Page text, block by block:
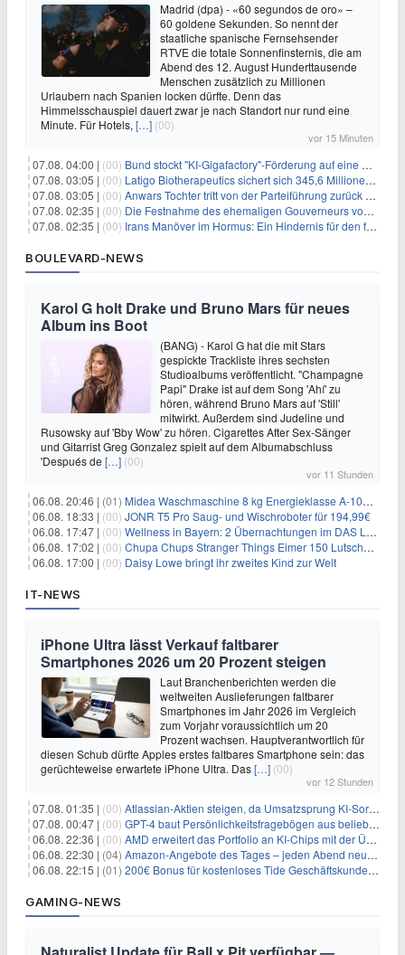
Madrid (dpa) - «60 segundos de oro» –
60 goldene Sekunden. So nennt der
staatliche spanische Fernsehsender
RTVE die totale Sonnenfinsternis, die am
Abend des 12. August Hunderttausende
Menschen zusätzlich zu Millionen
Urlaubern nach Spanien locken dürfte. Denn das
Himmelsschauspiel dauert zwar je nach Standort nur rund eine
Minute. Für Hotels, […] (00)
vor 15 Minuten
07.08. 04:00 | (00) Bund stockt "KI-Gigafactory"-Förderung auf eine Milliarde Euro auf
07.08. 03:05 | (00) Latigo Biotherapeutics sichert sich 345,6 Millionen Dollar in einer erhöhten IPO und ebnet den Weg für nicht-opioide Schmerztherapie
07.08. 03:05 | (00) Anwars Tochter tritt von der Parteiführung zurück und hebt politische Turbulenzen hervor
07.08. 02:35 | (00) Die Festnahme des ehemaligen Gouverneurs von Mexiko hebt die anhaltenden Herausforderungen in der Governance und im Geschäftsumfeld hervor
07.08. 02:35 | (00) Irans Manöver im Hormus: Ein Hindernis für den freien Handel und das Investorenvertrauen
BOULEVARD-NEWS
Karol G holt Drake und Bruno Mars für neues
Album ins Boot
(BANG) - Karol G hat die mit Stars
gespickte Trackliste ihres sechsten
Studioalbums veröffentlicht. "Champagne
Papi" Drake ist auf dem Song 'Ahí' zu
hören, während Bruno Mars auf 'Still'
mitwirkt. Außerdem sind Judeline und
Rusowsky auf 'Bby Wow' zu hören. Cigarettes After Sex-Sänger
und Gitarrist Greg Gonzalez spielt auf dem Albumabschluss
'Después de […] (00)
vor 11 Stunden
06.08. 20:46 | (01) Midea Waschmaschine 8 kg Energieklasse A-10% 1400 U/Min für 289,97€
06.08. 18:33 | (00) JONR T5 Pro Saug- und Wischroboter für 194,99€
06.08. 17:47 | (00) Wellness in Bayern: 2 Übernachtungen im DAS LUDWIG Sports Resort inkl. HP + Wellness ab 174€ p.P.
06.08. 17:02 | (00) Chupa Chups Stranger Things Eimer 150 Lutscher für 21,95€
06.08. 17:00 | (00) Daisy Lowe bringt ihr zweites Kind zur Welt
IT-NEWS
iPhone Ultra lässt Verkauf faltbarer
Smartphones 2026 um 20 Prozent steigen
Laut Branchenberichten werden die
weltweiten Auslieferungen faltbarer
Smartphones im Jahr 2026 im Vergleich
zum Vorjahr voraussichtlich um 20
Prozent wachsen. Hauptverantwortlich für
diesen Schub dürfte Apples erstes faltbares Smartphone sein: das
gerüchteweise erwartete iPhone Ultra. Das[…] (00)
vor 12 Stunden
07.08. 01:35 | (00) Atlassian-Aktien steigen, da Umsatzsprung KI-Sorgen dämpft
07.08. 00:47 | (00) GPT-4 baut Persönlichkeitsfragebögen aus beliebigen Texten und sagt Antworten voraus
06.08. 22:36 | (00) AMD erweitert das Portfolio an KI-Chips mit der Übernahme von Taalas
06.08. 22:30 | (04) Amazon-Angebote des Tages – jeden Abend neue Deals zum Stöbern
06.08. 22:15 | (01) 200€ Bonus für kostenloses Tide Geschäftskundenkonto
GAMING-NEWS